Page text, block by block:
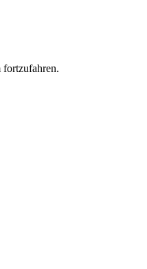
fortzufahren.